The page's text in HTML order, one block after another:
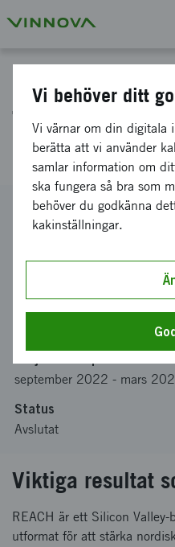
Talkamatics
REACH
Diarienummer
2022-03380
Koordinator
Bidrag från Vinnova
september 2022 - mars
Status
Avslutat
Viktiga resultat
REACH är ett Silicon Valley-
utformat för att stärka
Vi behöver ditt
Vi värnar om din digitala
berätta att vi använder
samlar information om
ska fungera så bra som
behöver du godkänna
kakinställningar.